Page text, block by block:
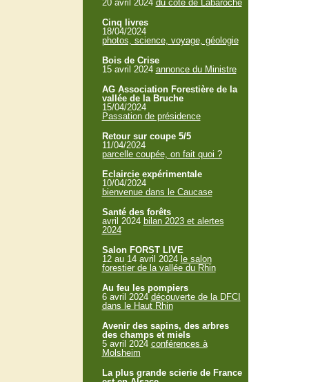
20 avril 2024 du côté de Labaroche
Cinq livres
18/04/2024
photos, science, voyage, géologie
Bois de Crise
15 avril 2024 annonce du Ministre
AG Association Forestière de la
vallée de la Bruche
15/04/2024
Passation de présidence
Retour sur coupe 5/5
11/04/2024
parcelle coupée, on fait quoi ?
Eclaircie expérimentale
10/04/2024
bienvenue dans le Caucase
Santé des forêts
avril 2024 bilan 2023 et alertes
2024
Salon FORST LIVE
12 au 14 avril 2024 le salon
forestier de la vallée du Rhin
Au feu les pompiers
6 avril 2024 découverte de la DFCI
dans le Haut Rhin
Avenir des sapins, des arbres
des champs et miels
5 avril 2024 conférences à
Molsheim
La plus grande scierie de France